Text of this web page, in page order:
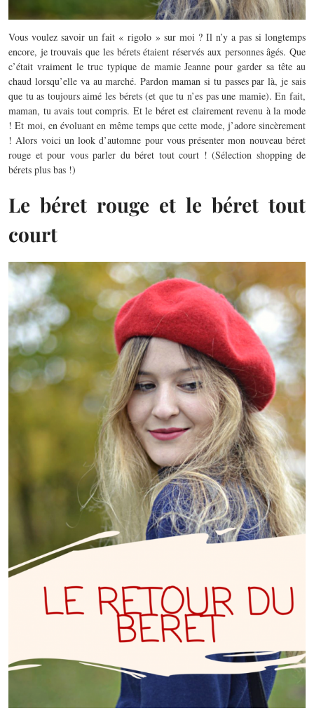
Vous voulez savoir un fait « rigolo » sur moi ? Il n’y a pas si longtemps
encore, je trouvais que les bérets étaient réservés aux personnes âgés. Que
c’était vraiment le truc typique de mamie Jeanne pour garder sa tête au
chaud lorsqu’elle va au marché. Pardon maman si tu passes par là, je sais
que tu as toujours aimé les bérets (et que tu n’es pas une mamie). En fait,
maman, tu avais tout compris. Et le béret est clairement revenu à la mode
! Et moi, en évoluant en même temps que cette mode, j’adore sincèrement
! Alors voici un look d’automne pour vous présenter mon nouveau béret
rouge et pour vous parler du béret tout court ! (Sélection shopping de
bérets plus bas !)
Le béret rouge et le béret tout
court